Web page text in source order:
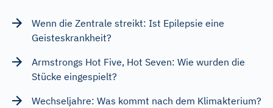
Wenn die Zentrale streikt: Ist Epilepsie eine
Geisteskrankheit?
Armstrongs Hot Five, Hot Seven: Wie wurden die
Stücke eingespielt?
Wechseljahre: Was kommt nach dem Klimakterium?